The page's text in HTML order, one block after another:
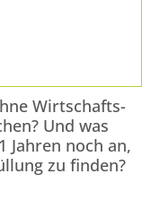
Wirtschafts-
Und was
Jahren noch an,
zu finden?